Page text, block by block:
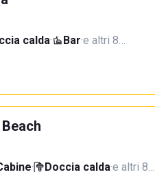
calda· Bar·e altri 8…
· Doccia calda·e altri 8…